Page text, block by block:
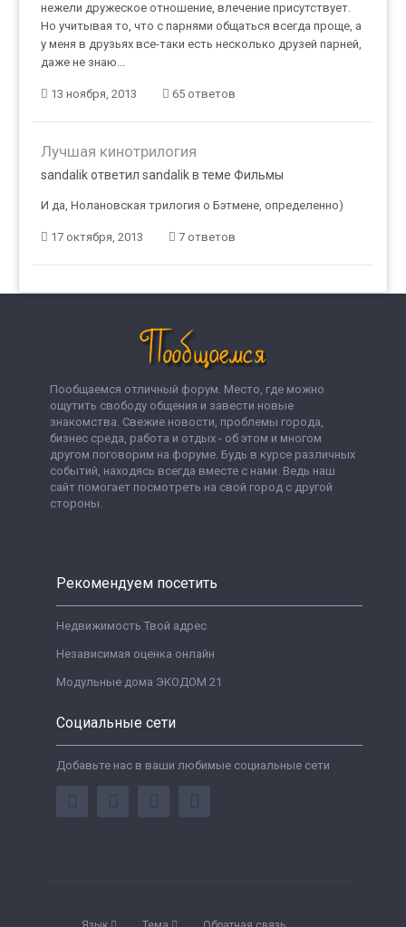
нежели дружеское отношение, влечение присутствует.
Но учитывая то, что с парнями общаться всегда проще, а
у меня в друзьях все-таки есть несколько друзей парней,
даже не знаю...
13 ноября, 2013 65 ответов
Лучшая кинотрилогия
sandalik ответил sandalik в теме Фильмы
И да, Нолановская трилогия о Бэтмене, определенно)
17 октября, 2013 7 ответов
Пообщаемся отличный форум. Место, где можно
ощутить свободу общения и завести новые
знакомства. Свежие новости, проблемы города,
бизнес среда, работа и отдых - об этом и многом
другом поговорим на форуме. Будь в курсе различных
событий, находясь всегда вместе с нами. Ведь наш
сайт помогает посмотреть на свой город с другой
стороны.
Рекомендуем посетить
Недвижимость Твой адрес
Независимая оценка онлайн
Модульные дома ЭКОДОМ 21
Социальные сети
Добавьте нас в ваши любимые социальные сети